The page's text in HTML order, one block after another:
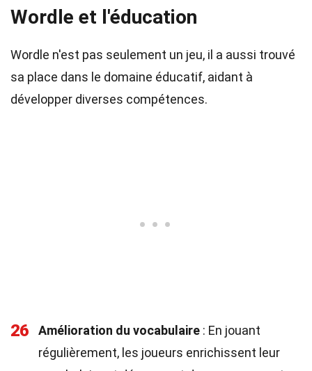
Wordle et l'éducation
Wordle n'est pas seulement un jeu, il a aussi trouvé
sa place dans le domaine éducatif, aidant à
développer diverses compétences.
26 Amélioration du vocabulaire : En jouant
régulièrement, les joueurs enrichissent leur